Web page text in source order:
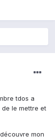
tdos a
le mettre et
mon